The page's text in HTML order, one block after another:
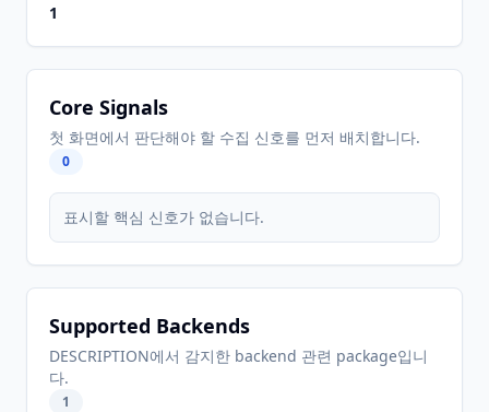
1
Core Signals
첫 화면에서 판단해야 할 수집 신호를 먼저 배치합니다.
0
표시할 핵심 신호가 없습니다.
Supported Backends
DESCRIPTION에서 감지한 backend 관련 package입니
다.
1